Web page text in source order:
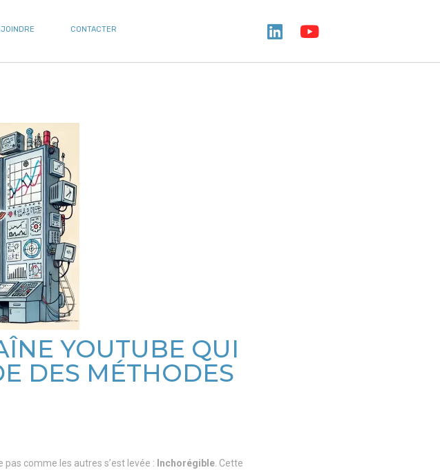
CONTACTER
YOUTUBE QUI
DES MÉTHODES
comme les autres s’est levée : Inchorégible. Cette